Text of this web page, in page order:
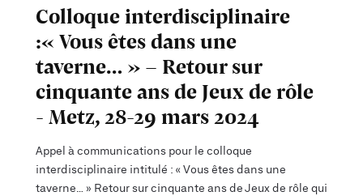
Colloque interdisciplinaire
:« Vous êtes dans une
taverne… » - Retour sur
cinquante ans de Jeux de rôle
- Metz, 28-29 mars 2024
Appel à communications pour le colloque
interdisciplinaire intitulé : « Vous êtes dans une
taverne… » Retour sur cinquante ans de Jeux de rôle qui